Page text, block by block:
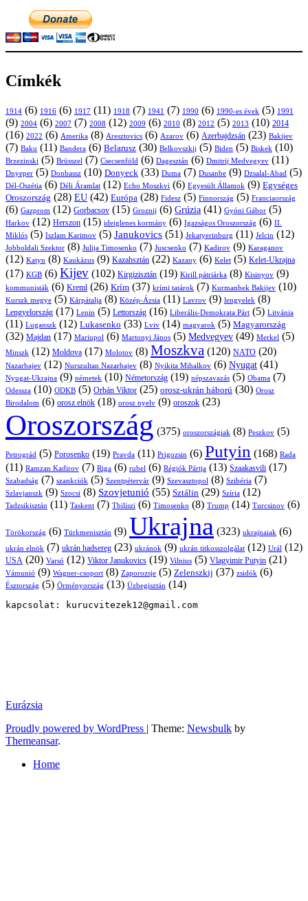
Címkék
1914 (6) 1916 (6) 1917 (11) 1918 (7) 1941 (7) 1990 (6) 1990-es évek (5) 1991
(9) 2004 (6) 2007 (7) 2008 (12) 2009 (6) 2010 (8) 2012 (5) 2013 (10) 2014
(16) 2022 (6) Amerika (8) Aresztovics (6) Azarov (6) Azerbajdzsán (23) Bakijev
(7) Baku (11) Bandera (6) Belarusz (30) Belkovszkij (5) Biden (5) Biskek (10)
Brzezinski (5) Brüsszel (7) Csecsenföld (6) Dagesztán (6) Dmitrij Medvegyev (11)
Dnyeper (5) Donbassz (10) Donyeck (33) Duma (7) Dusanbe (9) Dzsalal-Abad (5)
Dél-Oszétia (6) Déli Áramlat (12) Echo Moszkvi (6) Egyesült Államok (9) Egységes
Oroszország (28) EU (42) Európa (28) Fidesz (5) Finnország (5) Franciaország
(6) Gazprom (12) Gorbacsov (15) Groznij (6) Grúzia (41) Gyóni Gábor (5)
Harkov (12) Herszon (15) ideiglenes kormány (6) Igazságos Oroszország (6) II.
Miklós (5) Iszlam Karimov (5) Janukovics (51) Jekatyerinburg (11) Jelcin (12)
Jobboldali Szektor (8) Julija Timosenko (7) Juscsenko (7) Kadirov (9) Karaganov
(12) Katyn (8) Kaukázus (9) Kazahsztán (22) Kazany (6) Kelet (5) Kelet-Ukrajna
(17) KGB (6) Kijev (102) Kirgizisztán (19) Kirill pátriárka (8) Kisinyov (9)
kommunisták (6) Kreml (26) Krím (37) krími tatárok (7) Kurmanbek Bakijev (10)
Kurszk megye (5) Kárpátalja (8) Közép-Ázsia (11) Lavrov (9) lengyelek (8)
Lengyelország (17) Lenin (5) Lettország (16) Liberális-Demokrata Párt (5) Litvánia
(11) Luganszk (12) Lukasenko (33) Lviv (14) magyarok (5) Magyarország
(32) Majdan (17) Mariupol (6) Martonyi János (5) Medvegyev (49) Merkel (5)
Minszk (12) Moldova (17) Molotov (8) Moszkva (120) NATO (20)
Nazarbajev (12) Nurszultan Nazarbajev (8) Nyikita Mihalkov (6) Nyugat (41)
Nyugat-Ukrajna (9) németek (10) Németország (19) népszavazás (5) Obama (7)
Odessza (10) ODKB (5) Orbán Viktor (25) orosz-ukrán háború (30) Orosz
Birodalom (6) orosz elnök (18) orosz nyelv (9) oroszok (23)
Oroszország (375) oroszországiak (8) Peszkov (5)
Petrográd (5) Porosenko (19) Pravda (11) Prigozsin (6) Putyin (168) Rada
(11) Ramzan Kadirov (7) Riga (6) rubel (6) Régiók Pártja (13) Szaakasvili (17)
Szabadság (7) szankciók (5) Szentpétervár (9) Szevasztopol (8) Szibéria (7)
Szlavjanszk (9) Szocsi (8) Szovjetunió (55) Sztálin (29) Szíria (12)
Tadzsikisztán (11) Taskent (7) Tbiliszi (6) Timosenko (8) Trump (14) Turcsinov (6)
Törökország (6) Türkmenisztán (9) Ukrajna (323) ukrajnaiak (6)
ukrán elnök (7) ukrán hadsereg (23) ukránok (9) ukrán titkosszolgálat (12) Urál (12)
USA (20) Varsó (12) Viktor Janukovics (19) Vilnius (5) Vlagyimir Putyin (21)
Vámunió (9) Wagner-csoport (8) Zaporozsje (5) Zelenszkij (37) zsidók (6)
Észtország (5) Örményország (13) Üzbegisztán (14)
kapcsolat: kurucvitezek12@gmail.com
Eurázsia
Proudly powered by WordPress | Theme: Newsbulk by
Themeansar.
Home